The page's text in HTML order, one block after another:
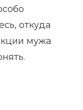
откуда
мужа